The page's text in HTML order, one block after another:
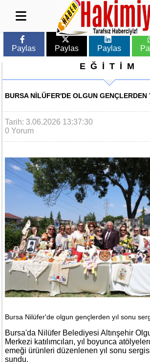
Paylas Paylas Paylas
EĞİTİM
BURSA NILÜFER'DE OLGUN GENÇLERDEN
Tarih: 3.06.2026 13:37:30
0 Yorum
Bursa Nilüfer'de olgun gençlerden yıl sonu
Bursa'da Nilüfer Belediyesi Altınşehir
Merkezi katılımcıları, yıl boyunca
emeği ürünleri düzenlenen yıl sonu
sundu.